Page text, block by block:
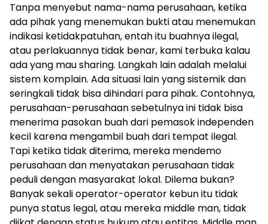
Tanpa menyebut nama-nama perusahaan, ketika
ada pihak yang menemukan bukti atau menemukan
indikasi ketidakpatuhan, entah itu buahnya ilegal,
atau perlakuannya tidak benar, kami terbuka kalau
ada yang mausharing. Langkah lain adalah melalui
sistem komplain. Ada situasi lain yang sistemik dan
seringkali tidak bisa dihindari para pihak. Contohnya,
perusahaan-perusahaan sebetulnya ini tidak bisa
menerima pasokan buah dari pemasok independen
kecil karena mengambil buah dari tempat ilegal.
Tapi ketika tidak diterima, mereka mendemo
perusahaan dan menyatakan perusahaan tidak
peduli dengan masyarakat lokal. Dilema bukan?
Banyak sekali operator-operator kebun itu tidak
punya status legal, atau mereka middle man, tidak